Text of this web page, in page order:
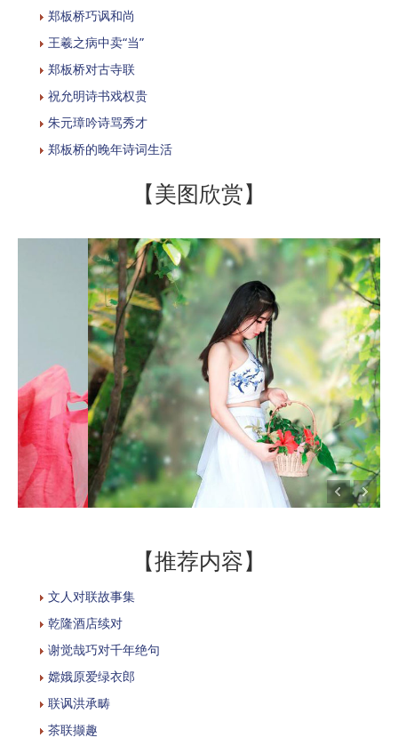
郑板桥巧讽和尚
王羲之病中卖“当”
郑板桥对古寺联
祝允明诗书戏权贵
朱元璋吟诗骂秀才
郑板桥的晚年诗词生活
【美图欣赏】
【推荐内容】
文人对联故事集
乾隆酒店续对
谢觉哉巧对千年绝句
嫦娥原爱绿衣郎
联讽洪承畴
茶联撷趣